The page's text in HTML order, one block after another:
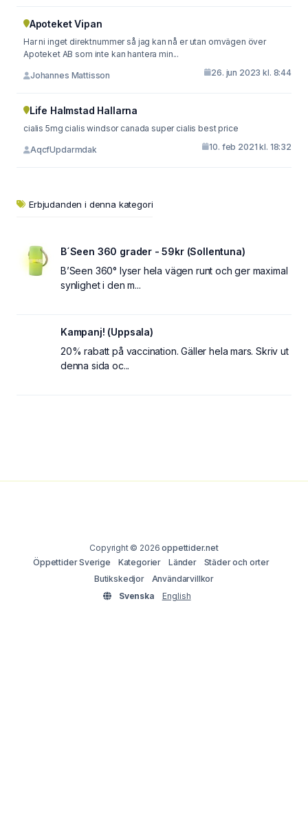
Apoteket Vipan
Har ni inget direktnummer så jag kan nå er utan omvägen över
Apoteket AB som inte kan hantera min...
Johannes Mattisson 26. jun 2023 kl. 8:44
Life Halmstad Hallarna
cialis 5mg cialis windsor canada super cialis best price
AqcfUpdarmdak 10. feb 2021 kl. 18:32
Erbjudanden i denna kategori
B´Seen 360 grader - 59kr (Sollentuna)
B’Seen 360° lyser hela vägen runt och ger maximal
synlighet i den m...
Kampanj! (Uppsala)
20% rabatt på vaccination. Gäller hela mars. Skriv ut
denna sida oc...
Copyright © 2026oppettider.net
Öppettider Sverige
Kategorier Länder
Städer och orter
Butikskedjor
Användarvillkor
Svenska
English